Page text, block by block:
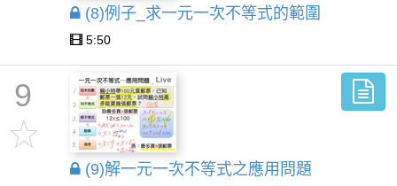
(8)例子_求一元一次不等式的範圍
5:50
9
(9)解一元一次不等式之應用問題